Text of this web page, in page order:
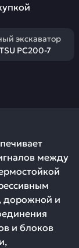
экскаватор
PC200-7
между
дорожной и
и блоков